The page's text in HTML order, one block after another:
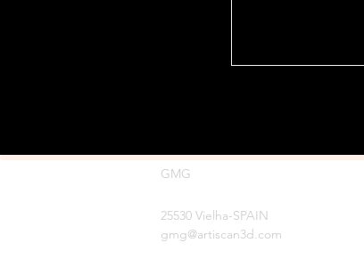
GMG
25530 Vielha-SPAIN
gmg@artiscan3d.com